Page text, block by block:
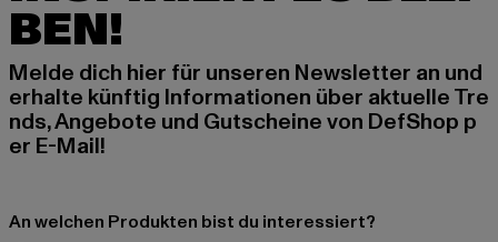
BEN!
Melde dich hier für unseren Newsletter an und
erhalte künftig Informationen über aktuelle Tre
nds, Angebote und Gutscheine von DefShop p
er E-Mail!
An welchen Produkten bist du interessiert?